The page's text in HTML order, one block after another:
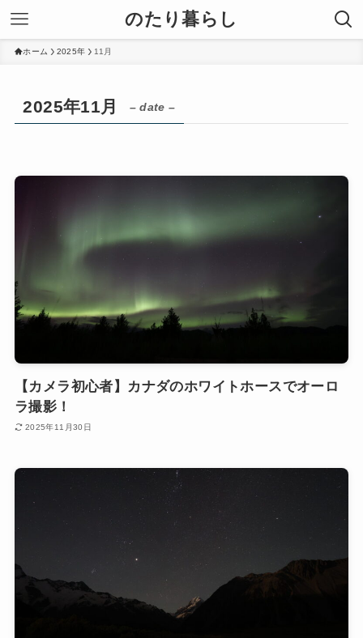
のたり暮らし
ホーム 2025年 11月
2025年11月 – date –
【カメラ初心者】カナダのホワイトホースでオーロ
ラ撮影！
2025年11月30日